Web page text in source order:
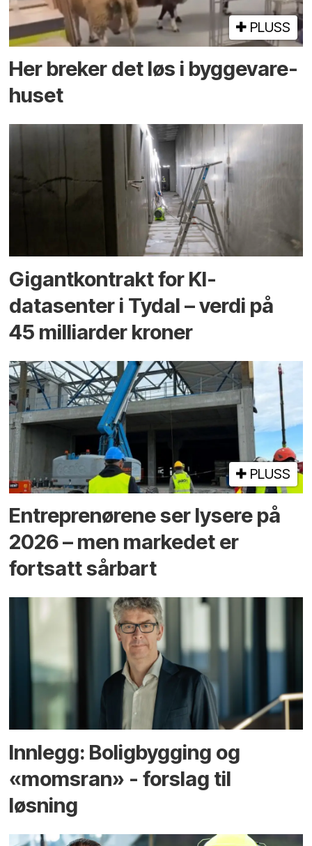
PLUSS
Her breker det løs i bygge­vare­
huset
Gigantkontrakt for KI-
datasenter i Tydal – verdi på
45 milliarder kroner
PLUSS
Entreprenørene ser lysere på
2026 – men markedet er
fortsatt sårbart
Innlegg: Boligbygging og
«momsran» - forslag til
løsning